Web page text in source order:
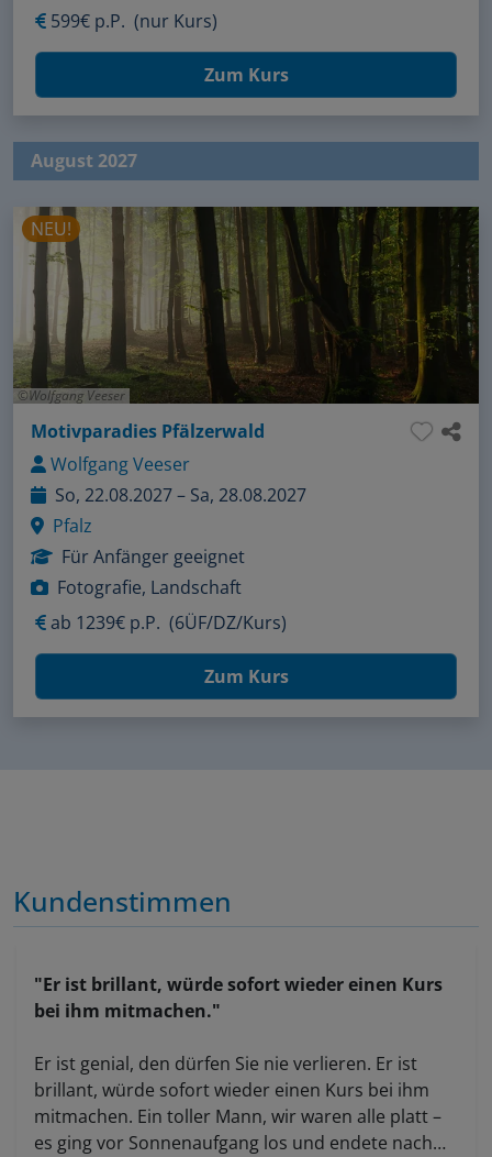
599€ p.P. (nur Kurs)
Zum Kurs
August 2027
Wolfgang Veeser
NEU!
Motivparadies Pfälzerwald
Wolfgang Veeser
So, 22.08.2027 – Sa, 28.08.2027
Pfalz
Für Anfänger geeignet
Fotografie, Landschaft
ab 1239€ p.P. (6ÜF/DZ/Kurs)
Zum Kurs
Kundenstimmen
"Er ist brillant, würde sofort wieder einen Kurs
bei ihm mitmachen."
Er ist genial, den dürfen Sie nie verlieren. Er ist
brillant, würde sofort wieder einen Kurs bei ihm
mitmachen. Ein toller Mann, wir waren alle platt –
es ging vor Sonnenaufgang los und endete nach